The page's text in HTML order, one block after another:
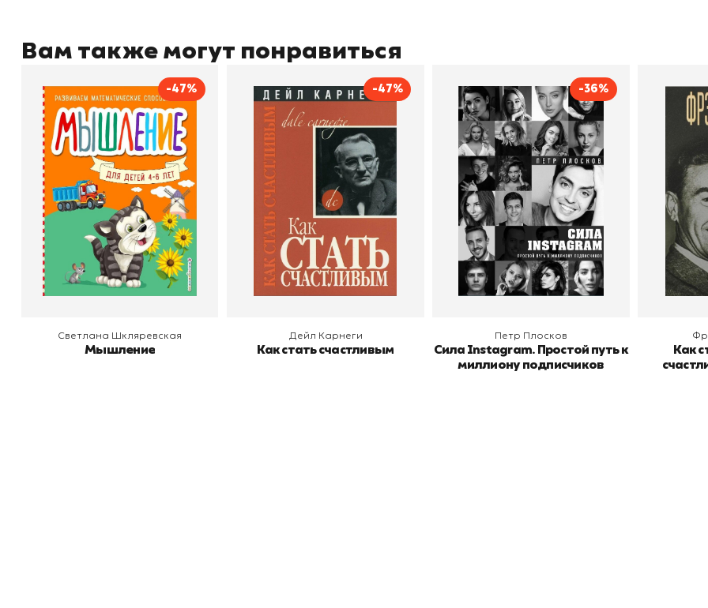
Вам также могут понравиться
-47%
Мышление
Автор
Светлана Шкляревская
Издательство
Эксмодетство
В корзину
Светлана Шкляревская
Мышление
-47%
Как стать счастливым
Автор
Дейл Карнеги
Издательство
Попурри, Минск
В корзину
Дейл Карнеги
Как стать счастливым
-36%
Сила Instagram. Простой
путь к миллиону
подписчиков
Автор
Петр Плосков
Издательство
Бомбора
В корзину
Петр Плосков
Сила Instagram. Простой путь к
миллиону подписчиков
Как
В
Как